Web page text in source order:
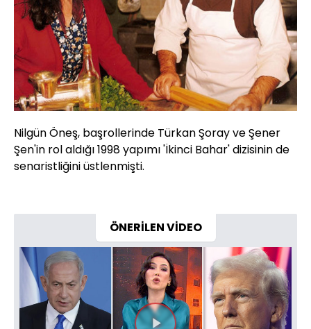
Nilgün Öneş, başrollerinde Türkan Şoray ve Şener
Şen'in rol aldığı 1998 yapımı 'İkinci Bahar' dizisinin de
senaristliğini üstlenmişti.
ÖNERİLEN VİDEO